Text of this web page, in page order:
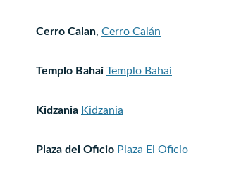
Cerro Calan, Cerro Calán
Templo Bahai Templo Bahai
Kidzania Kidzania
Plaza del Oficio Plaza El Oficio